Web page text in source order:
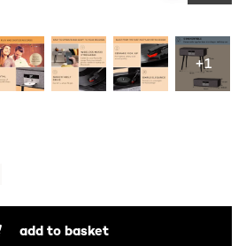
+1
add to basket